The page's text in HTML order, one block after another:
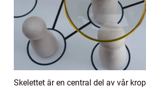
Skelettet är en central del av vår